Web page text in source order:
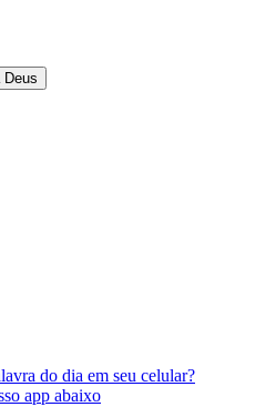
Deus
do dia em seu celular?
app abaixo